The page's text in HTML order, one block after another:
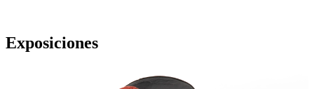
Exposiciones